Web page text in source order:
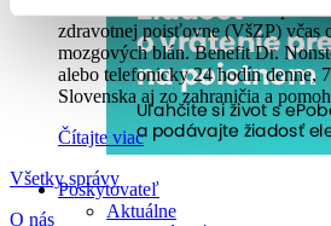
Poskytovateľ
Aktuálne
Online konzultácie s lekármi
zdravotnej poisťovne (VšZP) včas
mozgových blán. Benefit Dr.
alebo telefonicky 24 hodín denne,
Slovenska aj zo zahraničia a
Čítajte viac
Všetky správy
O nás